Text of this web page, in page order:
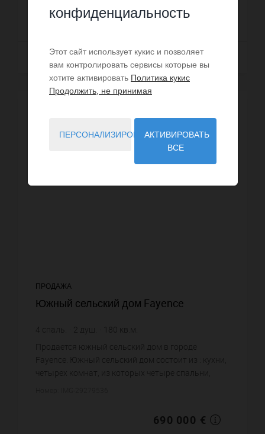
2 950 000 €
Далее
ПРОДАЖА
Южный сельский дом Fayence
4 спаль. 2 душ. 180 кв.м.
цена за кв.м.
Продается южный сельский дом в городе
Fayence. Южный сельский дом состоит из : кухни,
четырех комнат, из которых четыре спальни,
690 000 €
конфиденциальность
Этот сайт использует кукис и позволяет
вам контролировать сервисы которые вы
хотите активировать Политика кукис
Продолжить, не принимая
ПЕРСОНАЛИЗИРОВАТЬАКТИВИРОВАТЬ
ВСЕ